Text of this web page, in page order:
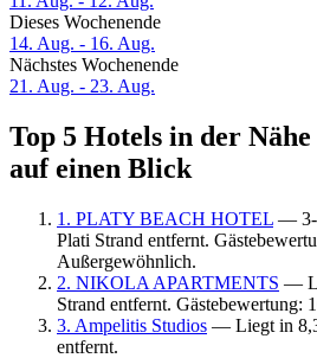
Dieses Wochenende
14. Aug. - 16. Aug.
Nächstes Wochenende
21. Aug. - 23. Aug.
Top 5 Hotels in der
auf einen Blick
1. PLATY BEACH HOTEL — 3-
Plati Strand entfernt.
Außergewöhnlich.
2. NIKOLA APARTMENTS —
Strand entfernt.
3. Ampelitis Studios — Liegt in
entfernt.